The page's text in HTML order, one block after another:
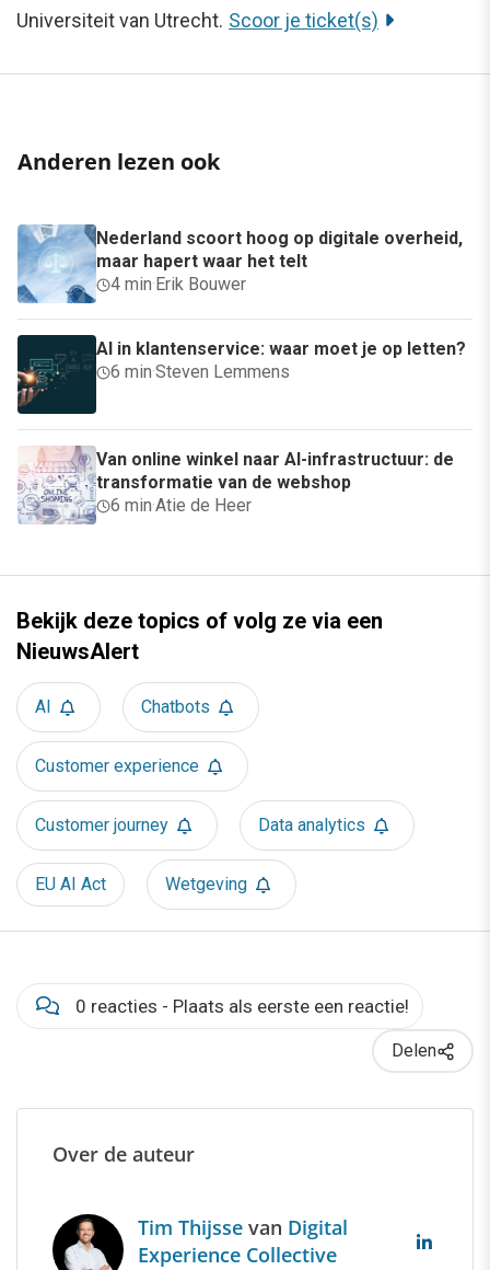
Universiteit van Utrecht. Scoor je ticket(s)
Anderen lezen ook
Nederland scoort hoog op digitale overheid,
maar hapert waar het telt
4 min· Erik Bouwer
AI in klantenservice: waar moet je op letten?
6 min·Steven Lemmens
Van online winkel naar AI-infrastructuur: de
transformatie van de webshop
6 min·Atie de Heer
Bekijk deze topics of volg ze via een
NieuwsAlert
AI Chatbots
Customer experience
Customer journey Data analytics
EU AI Act Wetgeving
0 reacties - Plaats als eerste een reactie!
Delen
Over de auteur
Tim Thijsse van Digital
Experience Collective